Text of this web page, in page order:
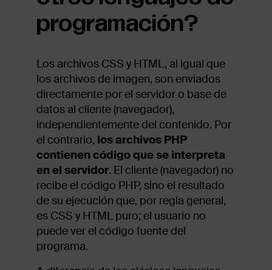
programación?
Los archivos CSS y HTML, al igual que
los archivos de imagen, son enviados
directamente por el servidor o base de
datos al cliente (navegador),
independientemente del contenido. Por
el contrario, los archivos PHP
contienen código que se interpreta
en el servidor. El cliente (navegador) no
recibe el código PHP, sino el resultado
de su ejecución que, por regla general,
es CSS y HTML puro; el usuario no
puede ver el código fuente del
programa.